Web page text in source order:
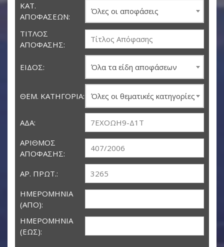
ΚΑΤ.
ΑΠΟΦΆΣΕΩΝ:
Όλες οι αποφάσεις
ΤΊΤΛΟΣ
ΑΠΌΦΑΣΗΣ:
ΕΊΔΟΣ: Όλα τα είδη αποφάσεων
ΘΕΜ. ΚΑΤΗΓΟΡΊΑ: Όλες οι θεματικές κατηγορίες
ΑΔΑ:
ΑΡΙΘΜΌΣ
ΑΠΌΦΑΣΗΣ:
ΑΡ. ΠΡΩΤ.:
ΗΜΕΡΟΜΗΝΊΑ
(ΑΠΌ):
ΗΜΕΡΟΜΗΝΊΑ
(ΈΩΣ):